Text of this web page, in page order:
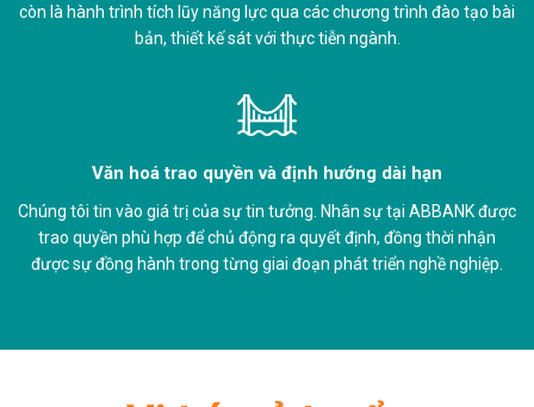
còn là hành trình tích lũy năng lực qua các chương trình đào tạo bài
bản, thiết kế sát với thực tiễn ngành.
Văn hoá trao quyền và định hướng dài hạn
Chúng tôi tin vào giá trị của sự tin tưởng. Nhân sự tại ABBANK được
trao quyền phù hợp để chủ động ra quyết định, đồng thời nhận
được sự đồng hành trong từng giai đoạn phát triển nghề nghiệp.